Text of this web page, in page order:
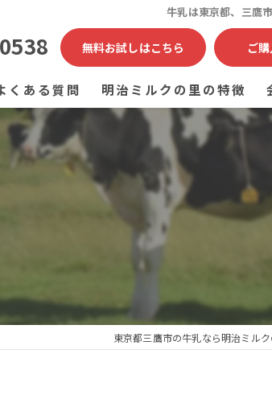
牛乳は東京都、三鷹
無料お試しはこちら ご
くある質問 明治ミルクの里の特徴
ヨーグルト
乳製品
通販
東京都三鷹市の牛乳なら明治ミルク